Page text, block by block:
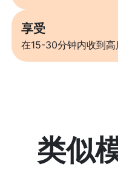
享受
在15-30分钟内收到高
类似